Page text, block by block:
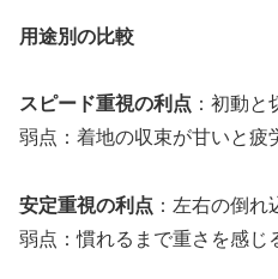
用途別の比較
スピード重視の利点 ：初動と
弱点：着地の収束が甘いと疲
安定重視の利点 ：左右の倒れ
弱点：慣れるまで重さを感じ